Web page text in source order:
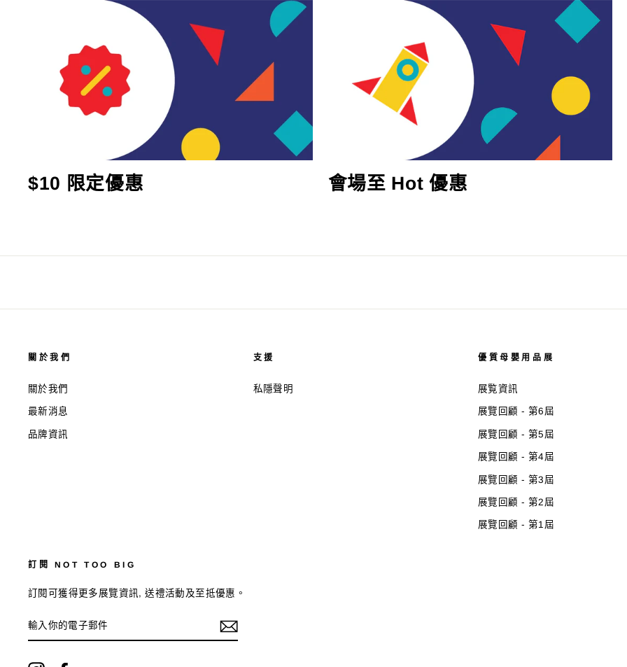
$10 限定優惠 會場至 Hot 優惠
關於我們
關於我們
最新消息
品牌資訊
支援
私隱聲明
優質母嬰用品展
展覧資訊
展覽回顧 - 第6屆
展覽回顧 - 第5屆
展覽回顧 - 第4屆
展覽回顧 - 第3屆
展覽回顧 - 第2屆
展覽回顧 - 第1屆
訂閱 NOT TOO BIG
訂閱可獲得更多展覽資訊, 送禮活動及至抵優惠。
入
你
電